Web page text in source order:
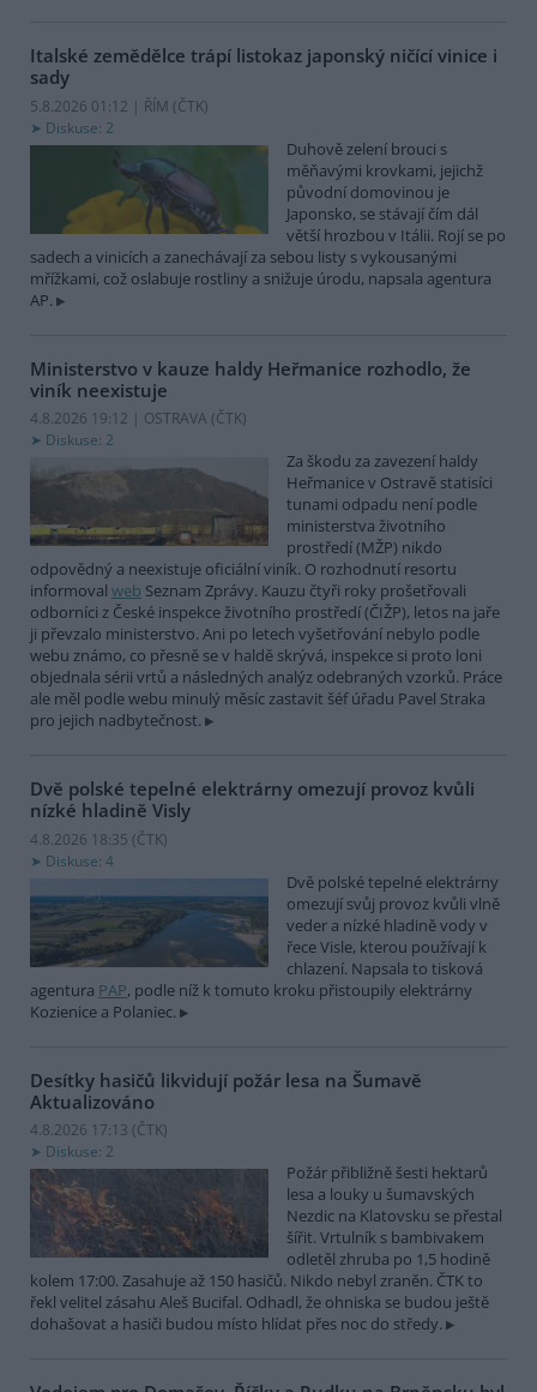
Italské zemědělce trápí listokaz japonský ničící vinice i
sady
5.8.2026 01:12 | ŘÍM (ČTK)
Diskuse: 2
Duhově zelení brouci s
měňavými krovkami, jejichž
původní domovinou je
Japonsko, se stávají čím dál
větší hrozbou v Itálii. Rojí se po
sadech a vinicích a zanechávají za sebou listy s vykousanými
mřížkami, což oslabuje rostliny a snižuje úrodu, napsala agentura
AP.
Ministerstvo v kauze haldy Heřmanice rozhodlo, že
viník neexistuje
4.8.2026 19:12 | OSTRAVA (ČTK)
Diskuse: 2
Za škodu za zavezení haldy
Heřmanice v Ostravě statisíci
tunami odpadu není podle
ministerstva životního
prostředí (MŽP) nikdo
odpovědný a neexistuje oficiální viník. O rozhodnutí resortu
informoval web Seznam Zprávy. Kauzu čtyři roky prošetřovali
odborníci z České inspekce životního prostředí (ČIŽP), letos na jaře
ji převzalo ministerstvo. Ani po letech vyšetřování nebylo podle
webu známo, co přesně se v haldě skrývá, inspekce si proto loni
objednala sérii vrtů a následných analýz odebraných vzorků. Práce
ale měl podle webu minulý měsíc zastavit šéf úřadu Pavel Straka
pro jejich nadbytečnost.
Dvě polské tepelné elektrárny omezují provoz kvůli
nízké hladině Visly
4.8.2026 18:35 (ČTK)
Diskuse: 4
Dvě polské tepelné elektrárny
omezují svůj provoz kvůli vlně
veder a nízké hladině vody v
řece Visle, kterou používají k
chlazení. Napsala to tisková
agentura PAP, podle níž k tomuto kroku přistoupily elektrárny
Kozienice a Polaniec.
Desítky hasičů likvidují požár lesa na Šumavě
Aktualizováno
4.8.2026 17:13 (ČTK)
Diskuse: 2
Požár přibližně šesti hektarů
lesa a louky u šumavských
Nezdic na Klatovsku se přestal
šířit. Vrtulník s bambivakem
odletěl zhruba po 1,5 hodině
kolem 17:00. Zasahuje až 150 hasičů. Nikdo nebyl zraněn. ČTK to
řekl velitel zásahu Aleš Bucifal. Odhadl, že ohniska se budou ještě
dohašovat a hasiči budou místo hlídat přes noc do středy.